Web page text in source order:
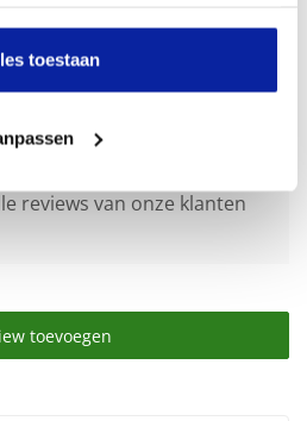
toestaan
reviews van onze klanten
toevoegen